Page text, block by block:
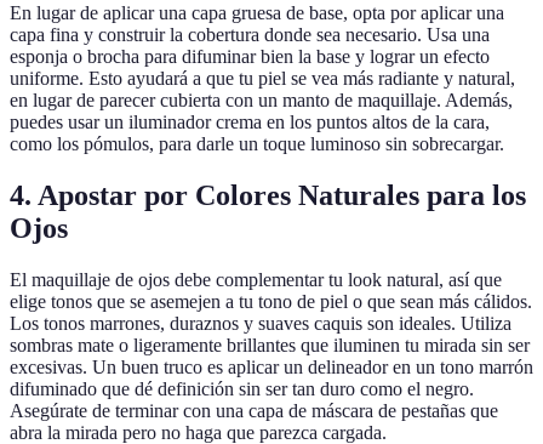
En lugar de aplicar una capa gruesa de base, opta por aplicar una
capa fina y construir la cobertura donde sea necesario. Usa una
esponja o brocha para difuminar bien la base y lograr un efecto
uniforme. Esto ayudará a que tu piel se vea más radiante y natural,
en lugar de parecer cubierta con un manto de maquillaje. Además,
puedes usar un iluminador crema en los puntos altos de la cara,
como los pómulos, para darle un toque luminoso sin sobrecargar.
4. Apostar por Colores Naturales para los
Ojos
El maquillaje de ojos debe complementar tu look natural, así que
elige tonos que se asemejen a tu tono de piel o que sean más cálidos.
Los tonos marrones, duraznos y suaves caquis son ideales. Utiliza
sombras mate o ligeramente brillantes que iluminen tu mirada sin ser
excesivas. Un buen truco es aplicar un delineador en un tono marrón
difuminado que dé definición sin ser tan duro como el negro.
Asegúrate de terminar con una capa de máscara de pestañas que
abra la mirada pero no haga que parezca cargada.